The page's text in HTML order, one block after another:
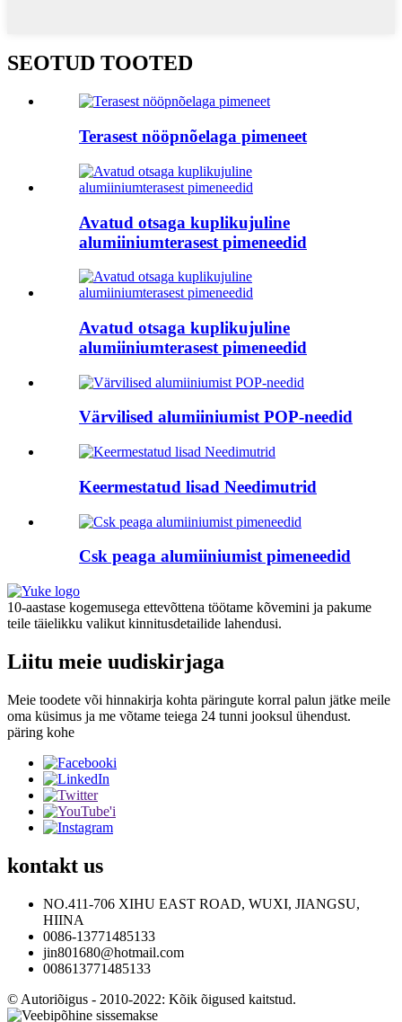
SEOTUD TOOTED
Terasest nööpnõelaga pimeneet
Avatud otsaga kuplikujuline
alumiiniumterasest pimeneedid
Avatud otsaga kuplikujuline
alumiiniumterasest pimeneedid
Värvilised alumiiniumist POP-needid
Keermestatud lisad Needimutrid
Csk peaga alumiiniumist pimeneedid
10-aastase kogemusega ettevõttena töötame kõvemini ja pakume
teile täielikku valikut kinnitusdetailide lahendusi.
Liitu meie uudiskirjaga
Meie toodete või hinnakirja kohta päringute korral palun jätke meile
oma küsimus ja me võtame teiega 24 tunni jooksul ühendust.
päring kohe
kontakt us
NO.411-706 XIHU EAST ROAD, WUXI, JIANGSU,
HIINA
0086-13771485133
jin801680@hotmail.com
008613771485133
© Autoriõigus - 2010-2022: Kõik õigused kaitstud.